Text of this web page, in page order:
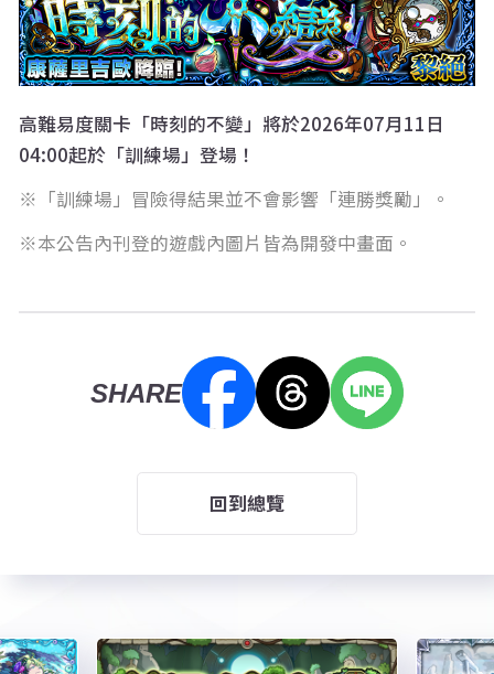
高難易度關卡「時刻的不變」將於2026年07月11日
04:00起於「訓練場」登場！
「訓練場」冒險得結果並不會影響「連勝獎勵」。
本公告內刊登的遊戲內圖片皆為開發中畫面。
SHARE
回到總覽